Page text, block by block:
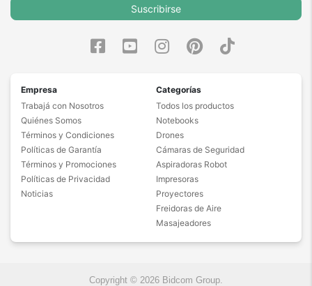
Suscribirse
Empresa
Trabajá con Nosotros
Quiénes Somos
Términos y Condiciones
Políticas de Garantía
Términos y Promociones
Políticas de Privacidad
Noticias
Categorías
Todos los productos
Notebooks
Drones
Cámaras de Seguridad
Aspiradoras Robot
Impresoras
Proyectores
Freidoras de Aire
Masajeadores
Copyright © 2026 Bidcom Group.